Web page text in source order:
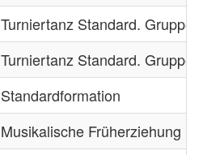
Turniertanz Standard. Gruppe
Turniertanz Standard. Gruppe
Standardformation
Musikalische Früherziehung